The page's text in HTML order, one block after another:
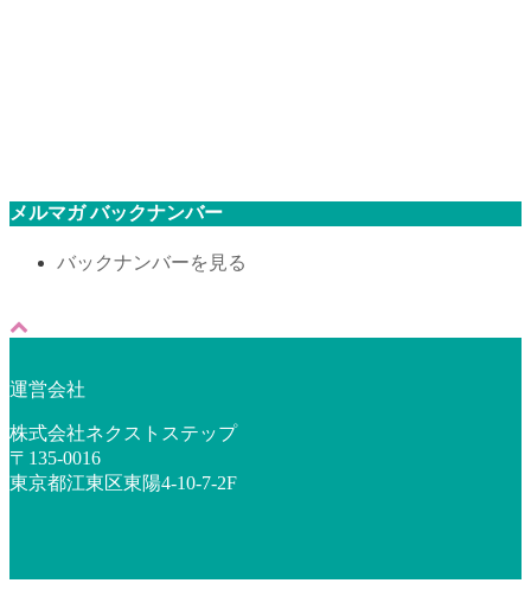
メルマガ バックナンバー
バックナンバーを見る
運営会社
株式会社ネクストステップ
〒135-0016
東京都江東区東陽4-10-7-2F